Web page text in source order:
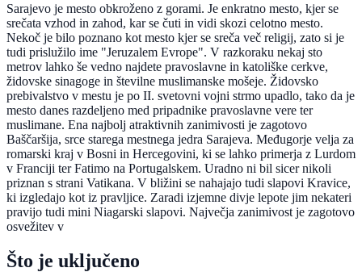
Sarajevo je mesto obkroženo z gorami. Je enkratno mesto, kjer se
srečata vzhod in zahod, kar se čuti in vidi skozi celotno mesto.
Nekoč je bilo poznano kot mesto kjer se sreča več religij, zato si je
tudi prislužilo ime "Jeruzalem Evrope". V razkoraku nekaj sto
metrov lahko še vedno najdete pravoslavne in katoliške cerkve,
židovske sinagoge in številne muslimanske mošeje. Židovsko
prebivalstvo v mestu je po II. svetovni vojni strmo upadlo, tako da je
mesto danes razdeljeno med pripadnike pravoslavne vere ter
muslimane. Ena najbolj atraktivnih zanimivosti je zagotovo
Baščaršija, srce starega mestnega jedra Sarajeva. Međugorje velja za
romarski kraj v Bosni in Hercegovini, ki se lahko primerja z Lurdom
v Franciji ter Fatimo na Portugalskem. Uradno ni bil sicer nikoli
priznan s strani Vatikana. V bližini se nahajajo tudi slapovi Kravice,
ki izgledajo kot iz pravljice. Zaradi izjemne divje lepote jim nekateri
pravijo tudi mini Niagarski slapovi. Največja zanimivost je zagotovo
osvežitev v
Što je uključeno